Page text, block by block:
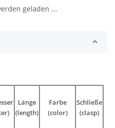
geladen ...
Länge
(length)
Farbe
(color)
Schließe
(clasp)